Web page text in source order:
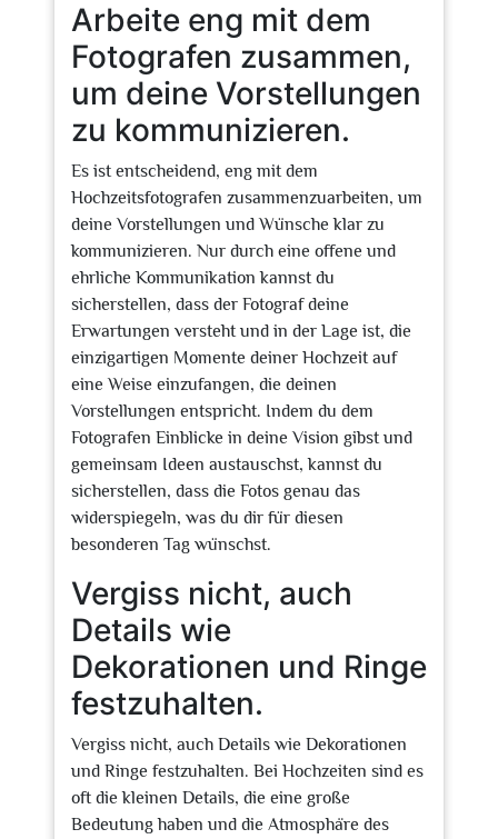
Arbeite eng mit dem
Fotografen zusammen,
um deine Vorstellungen
zu kommunizieren.
Es ist entscheidend, eng mit dem
Hochzeitsfotografen zusammenzuarbeiten, um
deine Vorstellungen und Wünsche klar zu
kommunizieren. Nur durch eine offene und
ehrliche Kommunikation kannst du
sicherstellen, dass der Fotograf deine
Erwartungen versteht und in der Lage ist, die
einzigartigen Momente deiner Hochzeit auf
eine Weise einzufangen, die deinen
Vorstellungen entspricht. Indem du dem
Fotografen Einblicke in deine Vision gibst und
gemeinsam Ideen austauschst, kannst du
sicherstellen, dass die Fotos genau das
widerspiegeln, was du dir für diesen
besonderen Tag wünschst.
Vergiss nicht, auch
Details wie
Dekorationen und Ringe
festzuhalten.
Vergiss nicht, auch Details wie Dekorationen
und Ringe festzuhalten. Bei Hochzeiten sind es
oft die kleinen Details, die eine große
Bedeutung haben und die Atmosphäre des